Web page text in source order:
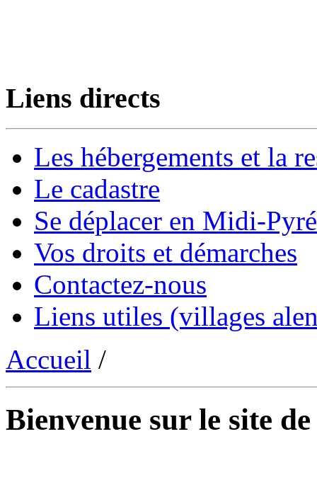
Liens directs
Les hébergements et la
Le cadastre
Se déplacer en Midi-
Vos droits et démarches
Contactez-nous
Liens utiles (villages
Accueil /
Bienvenue sur le site